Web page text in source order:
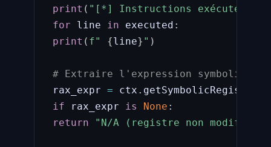
print ( "[*] Instructions exécutées:"
for line in executed :
print ( f" {line} " )
# Extraire l'expression symbolique
rax_expr = ctx . getSymbolicRegister
if rax_expr is None :
return
"N/A (registre non modifié)"